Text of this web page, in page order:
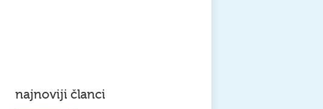
najnoviji članci